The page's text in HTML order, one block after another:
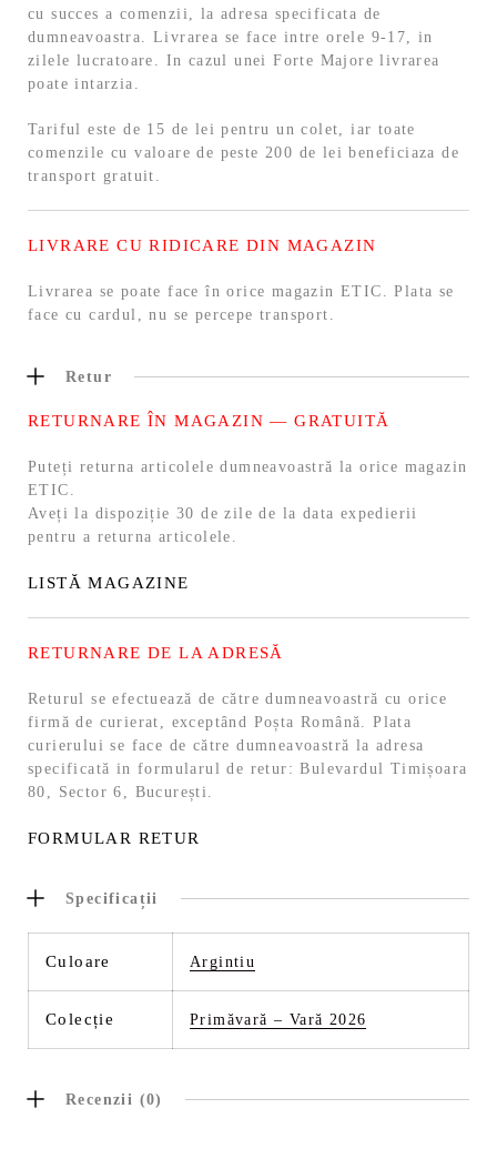
cu succes a comenzii, la adresa specificata de
dumneavoastra. Livrarea se face intre orele 9-17, in
zilele lucratoare. In cazul unei Forte Majore livrarea
poate intarzia.
Tariful este de 15 de lei pentru un colet, iar toate
comenzile cu valoare de peste 200 de lei beneficiaza de
transport gratuit.
LIVRARE CU RIDICARE DIN MAGAZIN
Livrarea se poate face în orice magazin ETIC. Plata se
face cu cardul, nu se percepe transport.
Retur
RETURNARE ÎN MAGAZIN — GRATUITĂ
Puteți returna articolele dumneavoastră la orice magazin
ETIC.
Aveți la dispoziție 30 de zile de la data expedierii
pentru a returna articolele.
LISTĂ MAGAZINE
RETURNARE DE LA ADRESĂ
Returul se efectuează de către dumneavoastră cu orice
firmă de curierat, exceptând Poșta Română. Plata
curierului se face de către dumneavoastră la adresa
specificată in formularul de retur: Bulevardul Timișoara
80, Sector 6, București.
FORMULAR RETUR
Specificații
Culoare Argintiu
Colecție Primăvară – Vară 2026
Recenzii (0)